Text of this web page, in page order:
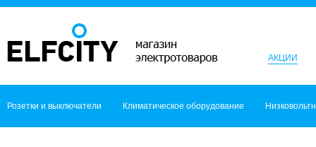
АКЦИИ
Розетки и выключатели Климатическое оборудование